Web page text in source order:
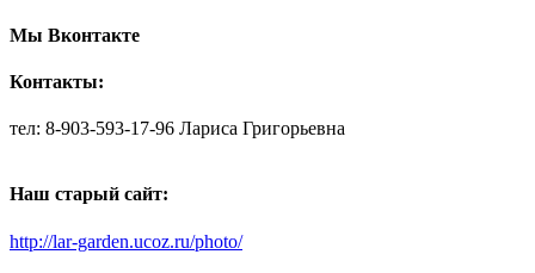
Мы Вконтакте
Контакты:
тел: 8-903-593-17-96 Лариса Григорьевна
Наш старый сайт:
http://lar-garden.ucoz.ru/photo/